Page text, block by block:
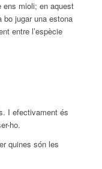
ens mioli; en aquest
jugar una estona
entre l’espècie
I efectivament és
ho.
quines són les